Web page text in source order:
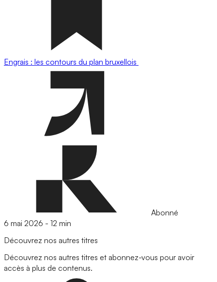
Engrais : les contours du plan bruxellois
Abonné
6 mai 2026 - 12 min
Découvrez nos autres titres
Découvrez nos autres titres et abonnez-vous pour avoir
accès à plus de contenus.